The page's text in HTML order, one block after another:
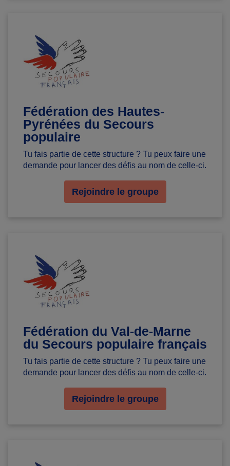
Fédération des Hautes-
Pyrénées du Secours
populaire
Tu fais partie de cette structure ? Tu peux faire une
demande pour lancer des défis au nom de celle-ci.
Rejoindre le groupe
Fédération du Val-de-Marne
du Secours populaire français
Tu fais partie de cette structure ? Tu peux faire une
demande pour lancer des défis au nom de celle-ci.
Rejoindre le groupe